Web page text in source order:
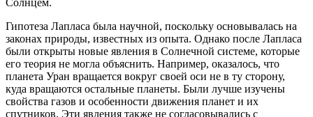
Солнцем.
Гипотеза Лапласа была научной, поскольку основывалась на
законах природы, известных из опыта. Однако после Лапласа
были открыты новые явления в Солнечной системе, которые
его теория не могла объяснить. Например, оказалось, что
планета Уран вращается вокруг своей оси не в ту сторону,
куда вращаются остальные планеты. Были лучше изучены
свойства газов и особенности движения планет и их
спутников. Эти явления также не согласовывались с